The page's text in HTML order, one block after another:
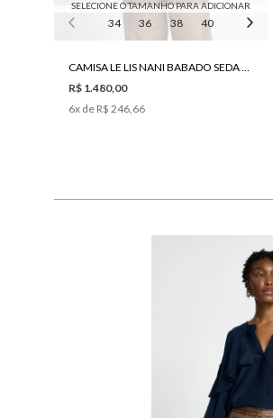
SELECIONE O TAMANHO PARA ADICIONAR
34 36 38 40
CAMISA LE LIS NANI BABADO SEDA FEMININA
R$ 1.480,00
6x de R$ 246,66